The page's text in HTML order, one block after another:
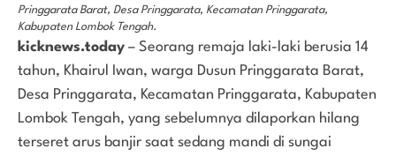
Pringgarata Barat, Desa Pringgarata, Kecamatan Pringgarata,
Kabupaten Lombok Tengah.
kicknews.today – Seorang remaja laki-laki berusia 14
tahun, Khairul Iwan, warga Dusun Pringgarata Barat,
Desa Pringgarata, Kecamatan Pringgarata, Kabupaten
Lombok Tengah, yang sebelumnya dilaporkan hilang
terseret arus banjir saat sedang mandi di sungai